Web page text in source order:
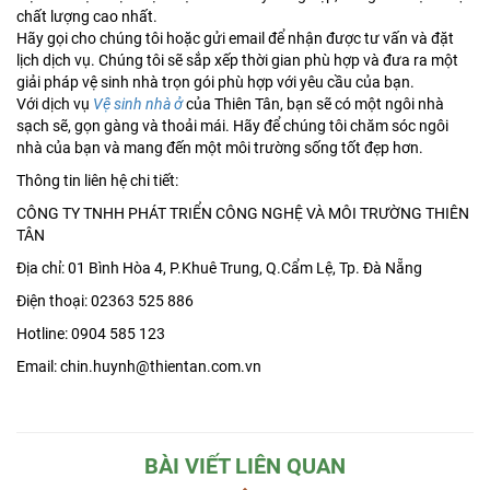
chất lượng cao nhất.
Hãy gọi cho chúng tôi hoặc gửi email để nhận được tư vấn và đặt
lịch dịch vụ. Chúng tôi sẽ sắp xếp thời gian phù hợp và đưa ra một
giải pháp vệ sinh nhà trọn gói phù hợp với yêu cầu của bạn.
Với dịch vụ Vệ sinh nhà ởcủa Thiên Tân, bạn sẽ có một ngôi nhà
sạch sẽ, gọn gàng và thoải mái. Hãy để chúng tôi chăm sóc ngôi
nhà của bạn và mang đến một môi trường sống tốt đẹp hơn.
Thông tin liên hệ chi tiết:
CÔNG TY TNHH PHÁT TRIỂN CÔNG NGHỆ VÀ MÔI TRƯỜNG THIÊN
TÂN
Địa chỉ: 01 Bình Hòa 4, P.Khuê Trung, Q.Cẩm Lệ, Tp. Đà Nẵng
Điện thoại: 02363 525 886
Hotline: 0904 585 123
Email: chin.huynh@thientan.com.vn
BÀI VIẾT LIÊN QUAN